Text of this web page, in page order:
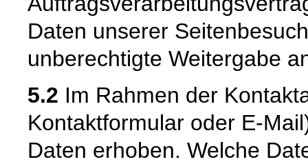
Daten unserer
unberechtigte Weitergabe
5.2 Im Rahmen der
Kontaktformular oder E-
Daten erhoben. Welche